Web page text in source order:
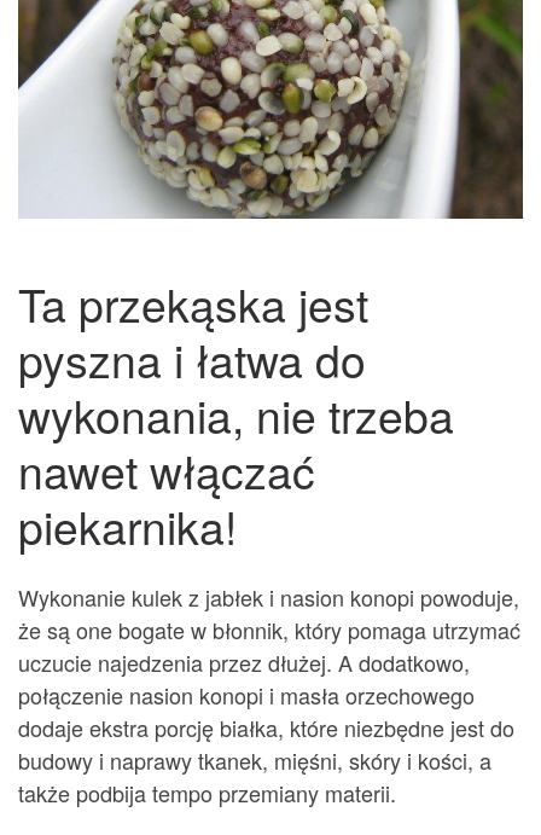
Ta przekąska jest
pyszna i łatwa do
wykonania, nie trzeba
nawet włączać
piekarnika!
Wykonanie kulek z jabłek i nasion konopi powoduje,
że są one bogate w błonnik, który pomaga utrzymać
uczucie najedzenia przez dłużej. A dodatkowo,
połączenie nasion konopi i masła orzechowego
dodaje ekstra porcję białka, które niezbędne jest do
budowy i naprawy tkanek, mięśni, skóry i kości, a
także podbija tempo przemiany materii.